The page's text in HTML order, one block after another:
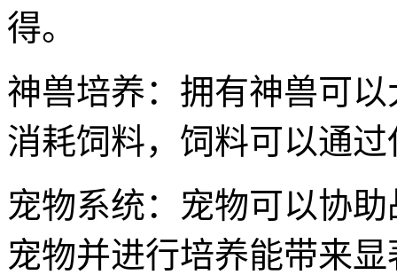
得。
神兽培养：拥有神兽可
消耗饲料，饲料可以通
宠物系统：宠物可以协
宠物并进行培养能带来